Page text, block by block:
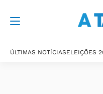
ÚLTIMAS NOTÍCIASELEIÇÕES